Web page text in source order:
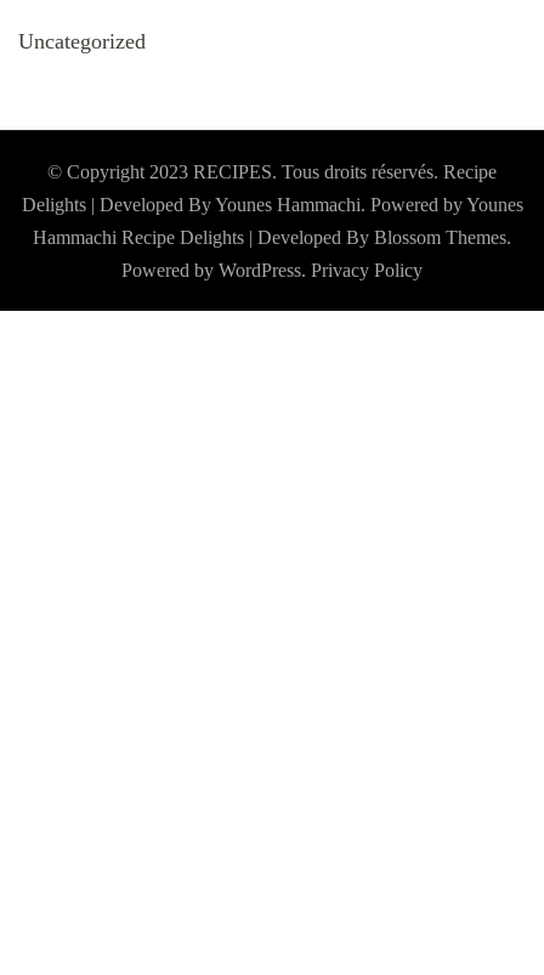
Uncategorized
© Copyright 2023 RECIPES. Tous droits réservés. Recipe
Delights | Developed By Younes Hammachi. Powered by Younes
Hammachi Recipe Delights | Developed By Blossom Themes.
Powered by WordPress. Privacy Policy